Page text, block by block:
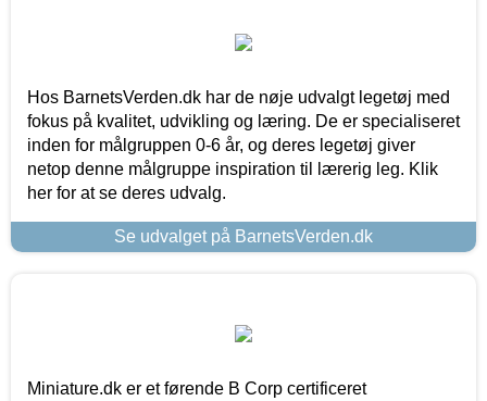
Hos BarnetsVerden.dk har de nøje udvalgt legetøj med
fokus på kvalitet, udvikling og læring. De er specialiseret
inden for målgruppen 0-6 år, og deres legetøj giver
netop denne målgruppe inspiration til lærerig leg. Klik
her for at se deres udvalg.
Se udvalget på BarnetsVerden.dk
Miniature.dk er et førende B Corp certificeret